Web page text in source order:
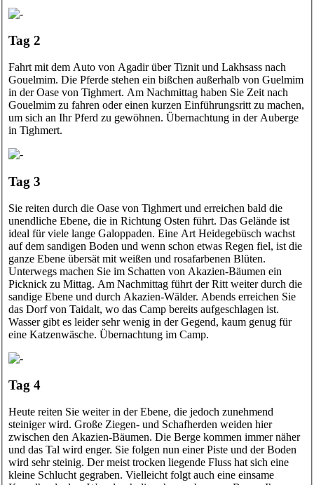
Tag 2
Fahrt mit dem Auto von Agadir über Tiznit und Lakhsass nach
Gouelmim. Die Pferde stehen ein bißchen außerhalb von Guelmim
in der Oase von Tighmert. Am Nachmittag haben Sie Zeit nach
Gouelmim zu fahren oder einen kurzen Einführungsritt zu machen,
um sich an Ihr Pferd zu gewöhnen. Übernachtung in der Auberge
in Tighmert.
Tag 3
Sie reiten durch die Oase von Tighmert und erreichen bald die
unendliche Ebene, die in Richtung Osten führt. Das Gelände ist
ideal für viele lange Galoppaden. Eine Art Heidegebüsch wachst
auf dem sandigen Boden und wenn schon etwas Regen fiel, ist die
ganze Ebene übersät mit weißen und rosafarbenen Blüten.
Unterwegs machen Sie im Schatten von Akazien-Bäumen ein
Picknick zu Mittag. Am Nachmittag führt der Ritt weiter durch die
sandige Ebene und durch Akazien-Wälder. Abends erreichen Sie
das Dorf von Taidalt, wo das Camp bereits aufgeschlagen ist.
Wasser gibt es leider sehr wenig in der Gegend, kaum genug für
eine Katzenwäsche. Übernachtung im Camp.
Tag 4
Heute reiten Sie weiter in der Ebene, die jedoch zunehmend
steiniger wird. Große Ziegen- und Schafherden weiden hier
zwischen den Akazien-Bäumen. Die Berge kommen immer näher
und das Tal wird enger. Sie folgen nun einer Piste und der Boden
wird sehr steinig. Der meist trocken liegende Fluss hat sich eine
kleine Schlucht gegraben. Vielleicht folgt auch eine einsame